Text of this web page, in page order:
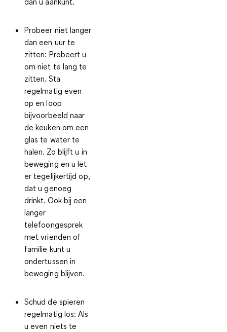
Probeer niet langer
dan een uur te
zitten: Probeert u
om niet te lang te
zitten. Sta
regelmatig even
op en loop
bijvoorbeeld naar
de keuken om een
glas te water te
halen. Zo blijft u in
beweging en u let
er tegelijkertijd op,
dat u genoeg
drinkt. Ook bij een
langer
telefoongesprek
met vrienden of
familie kunt u
ondertussen in
beweging blijven.
Schud de spieren
regelmatig los: Als
u even niets te